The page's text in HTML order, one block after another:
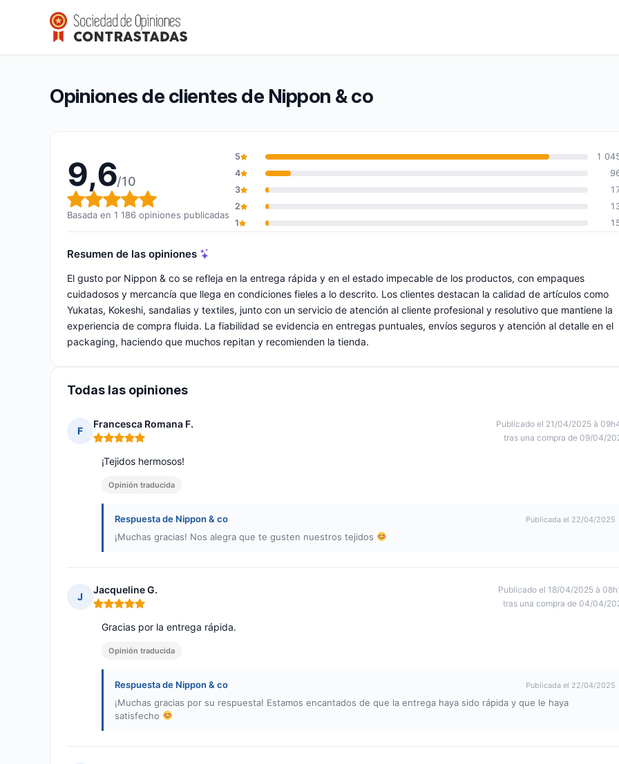
Nippon & co
Calificación global: 9,6 de 10
9,6/10(1 186 opiniones)
Opiniones de clientes de Nippon & co
9,6/10
Calificación global: 9,6 de 10
Basada en 1 186 opiniones publicadas
5
1
4
3
2
1
Resumen de las opiniones
El gusto por Nippon & co se refleja en la entrega rápida y en el estado impecable de los productos, con empaques
cuidadosos y mercancía que llega en condiciones fieles a lo descrito. Los clientes destacan la calidad de artículos como
Yukatas, Kokeshi, sandalias y textiles, junto con un servicio de atención al cliente profesional y resolutivo que mantiene la
experiencia de compra fluida. La fiabilidad se evidencia en entregas puntuales, envíos seguros y atención al detalle en el
packaging, haciendo que muchos repitan y recomienden la tienda.
Todas las opiniones
F
Francesca Romana F.
Nota: 5 de 5
Publicado el 21/04/2025 à
tras una compra de 09/04/
¡Tejidos hermosos!
Opinión traducida
Respuesta de Nippon & co Publicada el 22/04/2025
¡Muchas gracias! Nos alegra que te gusten nuestros tejidos
J
Jacqueline G.
Nota: 5 de 5
Publicado el 18/04/2025 à
tras una compra de 04/04/
Gracias por la entrega rápida.
Opinión traducida
Respuesta de Nippon & co Publicada el 22/04/2025
¡Muchas gracias por su respuesta! Estamos encantados de que la entrega haya sido rápida y que le haya
satisfecho